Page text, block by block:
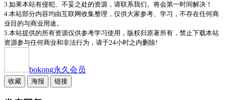
3.如果本站有侵犯、不妥之处的资源，请联系我们。将会第一时间解决！
4.本站部分内容均由互联网收集整理，仅供大家参考、学习，不存在任何商
业目的与商业用途。
5.本站提供的所有资源仅供参考学习使用，版权归原著所有，禁止下载本站
资源参与任何商业和非法行为，请于24小时之内删除!
bokong永久会员
收藏 海报 链接